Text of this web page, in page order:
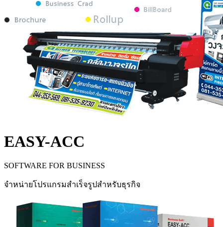
EASY-ACC
SOFTWARE FOR BUSINESS
จำหน่ายโปรแกรมสำเร็จรูปสำหรับธุรกิจ